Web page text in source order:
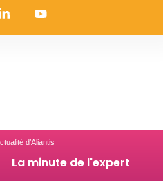
d’Aliantis
La minute de l'expert